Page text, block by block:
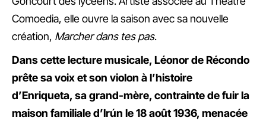
Comoedia, elle ouvre la saison avec sa nouvelle
création, Marcher dans tes pas.
Dans cette lecture musicale, Léonor de Récondo
prête sa voix et son violon à l’histoire
d’Enriqueta, sa grand-mère, contrainte de fuir la
maison familiale d’Irún le 18 août 1936, menacée